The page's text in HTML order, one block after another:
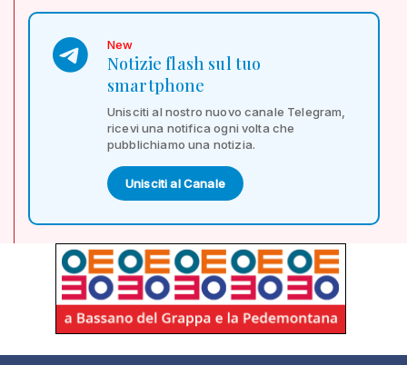
New
Notizie flash sul tuo
smartphone
Unisciti al nostro nuovo canale Telegram,
ricevi una notifica ogni volta che
pubblichiamo una notizia.
Unisciti al Canale